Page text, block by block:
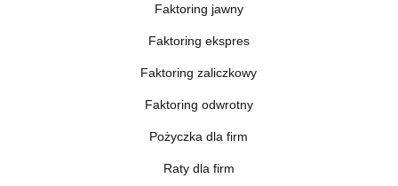
Faktoring jawny
Faktoring ekspres
Faktoring zaliczkowy
Faktoring odwrotny
Pożyczka dla firm
Raty dla firm